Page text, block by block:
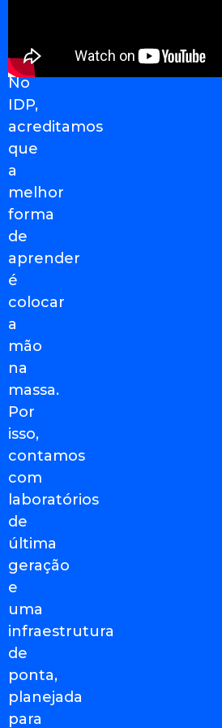
GERAÇÃO
No
IDP,
acreditamos
que
a
melhor
forma
de
aprender
é
colocar
a
mão
na
massa.
Por
isso,
contamos
com
laboratórios
de
última
geração
e
uma
infraestrutura
de
ponta,
planejada
para